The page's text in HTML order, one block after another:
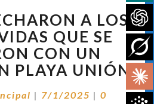
ECHARON
A
LOS
GUARDAVIDAS
QUE
PELEARON
A LOS
QUE SE
CON UN
PLAYA UNIÓN
| 7/1/2025 | 0